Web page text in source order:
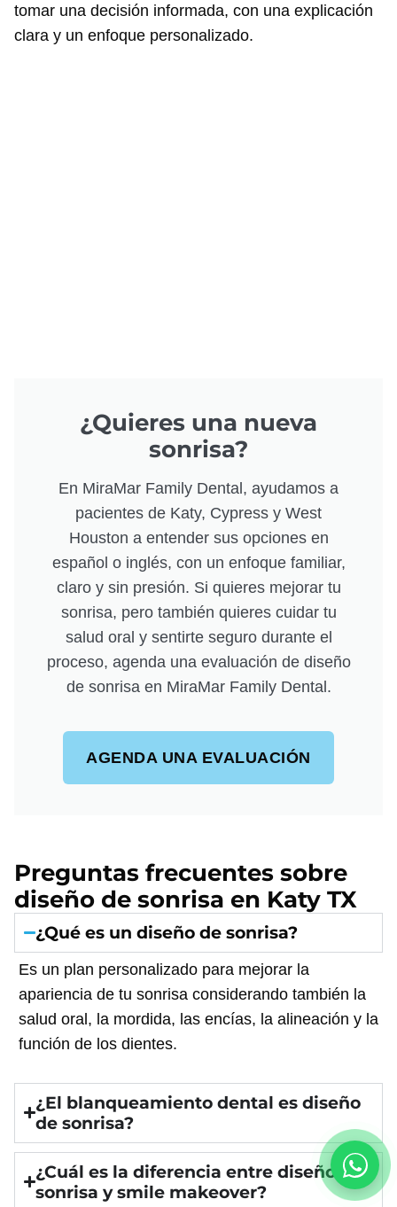
tomar una decisión informada, con una explicación
clara y un enfoque personalizado.
¿Quieres una nueva
sonrisa?
En MiraMar Family Dental, ayudamos a
pacientes de Katy, Cypress y West
Houston a entender sus opciones en
español o inglés, con un enfoque familiar,
claro y sin presión. Si quieres mejorar tu
sonrisa, pero también quieres cuidar tu
salud oral y sentirte seguro durante el
proceso, agenda una evaluación de diseño
de sonrisa en MiraMar Family Dental.
AGENDA UNA EVALUACIÓN
Preguntas frecuentes sobre
diseño de sonrisa en Katy TX
¿Qué es un diseño de sonrisa?
Es un plan personalizado para mejorar la
apariencia de tu sonrisa considerando también la
salud oral, la mordida, las encías, la alineación y la
función de los dientes.
¿El blanqueamiento dental es diseño
de sonrisa?
¿Cuál es la diferencia entre diseño de
sonrisa y smile makeover?